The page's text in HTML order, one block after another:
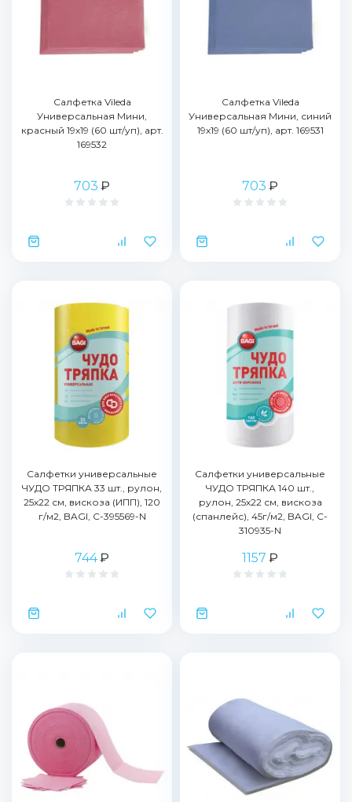
Салфетка Vileda
Универсальная Мини,
красный 19х19 (60 шт/уп), арт.
169532
703 ₽
Салфетка Vileda
Универсальная Мини, синий
19х19 (60 шт/уп), арт. 169531
703 ₽
Салфетки универсальные
ЧУДО ТРЯПКА 33 шт., рулон,
25х22 см, вискоза (ИПП), 120
г/м2, BAGI, C-395569-N
744₽
Салфетки универсальные
ЧУДО ТРЯПКА 140 шт.,
рулон, 25х22 см, вискоза
(спанлейс), 45г/м2, BAGI, C-
310935-N
1157 ₽